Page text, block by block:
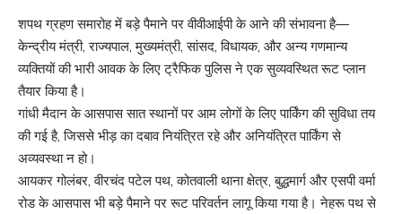
शपथ ग्रहण समारोह में बड़े पैमाने पर वीवीआईपी के आने की संभावना है—
केन्द्रीय मंत्री, राज्यपाल, मुख्यमंत्री, सांसद, विधायक, और अन्य गणमान्य
व्यक्तियों की भारी आवक के लिए ट्रैफिक पुलिस ने एक सुव्यवस्थित रूट प्लान
तैयार किया है।
गांधी मैदान के आसपास सात स्थानों पर आम लोगों के लिए पार्किंग की सुविधा तय
की गई है, जिससे भीड़ का दबाव नियंत्रित रहे और अनियंत्रित पार्किंग से
अव्यवस्था न हो।
आयकर गोलंबर, वीरचंद पटेल पथ, कोतवाली थाना क्षेत्र, बुद्धमार्ग और एसपी वर्मा
रोड के आसपास भी बड़े पैमाने पर रूट परिवर्तन लागू किया गया है। नेहरू पथ से